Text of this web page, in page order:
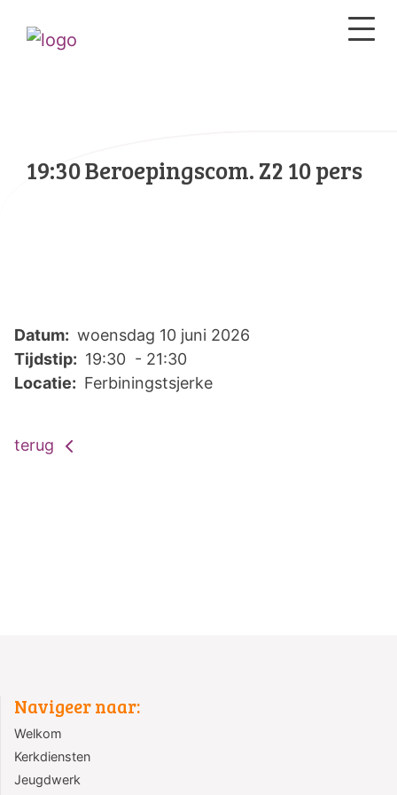
19:30 Beroepingscom. Z2 10 pers
Datum: woensdag 10 juni 2026
Tijdstip: 19:30 - 21:30
Locatie: Ferbiningstsjerke
terug
Navigeer naar:
Welkom
Kerkdiensten
Jeugdwerk